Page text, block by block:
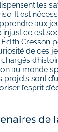
les
Il est
aux
est
Cresson
de ces
au monde
sont
l’esprit
de